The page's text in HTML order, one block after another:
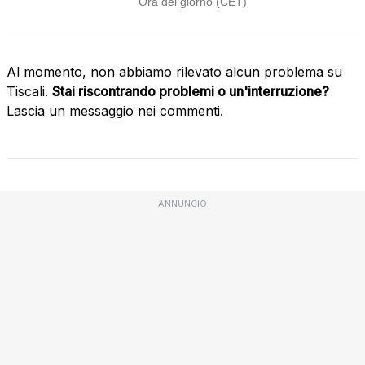
Al momento, non abbiamo rilevato alcun problema su
Tiscali. Stai riscontrando problemi o un'interruzione?
Lascia un messaggio nei commenti.
ANNUNCIO